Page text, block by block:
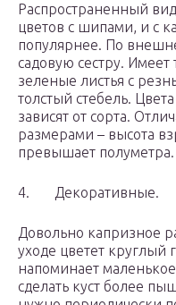
Распространенный
цветов с шипами, и с
популярнее. По
садовую сестру.
зеленые листья с
толстый стебель.
зависят от сорта.
размерами – высота
превышает полуметра.
4. Декоративные.
Довольно капризное
уходе цветет круглый
напоминает
сделать куст более